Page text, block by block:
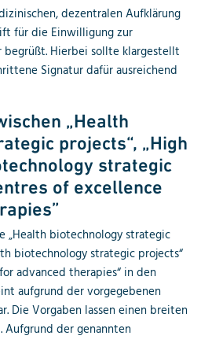
dezentralen Aufklärung
für die Einwilligung zur
Hierbei sollte klargestellt
Signatur dafür ausreichend
„Health
projects“, „High
strategic
of excellence
„Health biotechnology strategic
biotechnology strategic projects“
advanced therapies“ in den
aufgrund der vorgegebenen
Die Vorgaben lassen einen breiten
Aufgrund der genannten